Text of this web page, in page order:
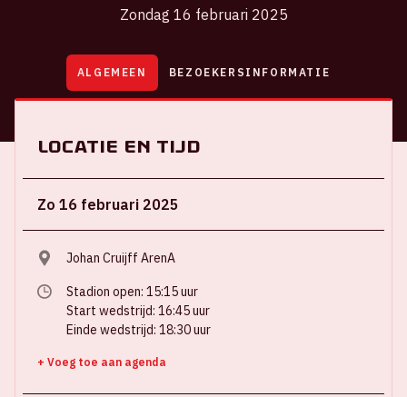
Zondag 16 februari 2025
ALGEMEEN BEZOEKERSINFORMATIE
Locatie en tijd
Zo 16 februari 2025
Johan Cruijff ArenA
Stadion open: 15:15 uur
Start wedstrijd: 16:45 uur
Einde wedstrijd: 18:30 uur
+ Voeg toe aan agenda